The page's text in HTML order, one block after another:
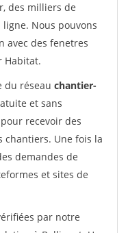
des milliers de
Nous pouvons
avec des fenetres
Habitat.
du réseau chantier-
et sans
recevoir des
chantiers. Une fois la
demandes de
et sites de
par notre